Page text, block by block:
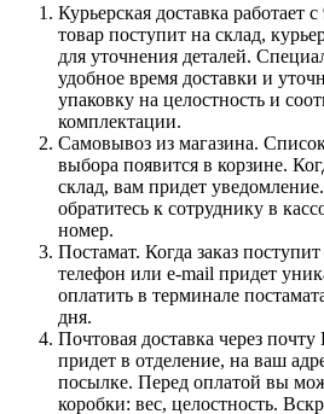
Курьерская доставка работает
товар поступит на склад,
для уточнения деталей.
удобное время доставки и
упаковку на целостность и
комплектации.
Самовывоз из магазина.
выбора появится в корзине.
склад, вам придет
обратитесь к сотруднику в
номер.
Постамат. Когда заказ
телефон или e-mail придет
оплатить в терминале
дня.
Почтовая доставка через почту
придет в отделение, на ваш
посылке. Перед оплатой вы
коробки: вес, целостность.